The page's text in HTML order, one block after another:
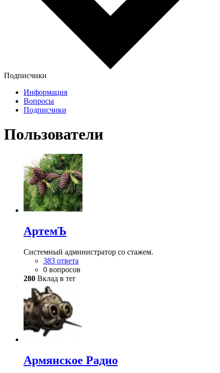
Подписчики
Информация
Вопросы
Подписчики
Пользователи
АртемЪ
Системный администратор со стажем.
383 ответа
0 вопросов
280 Вклад в тег
Армянское Радио